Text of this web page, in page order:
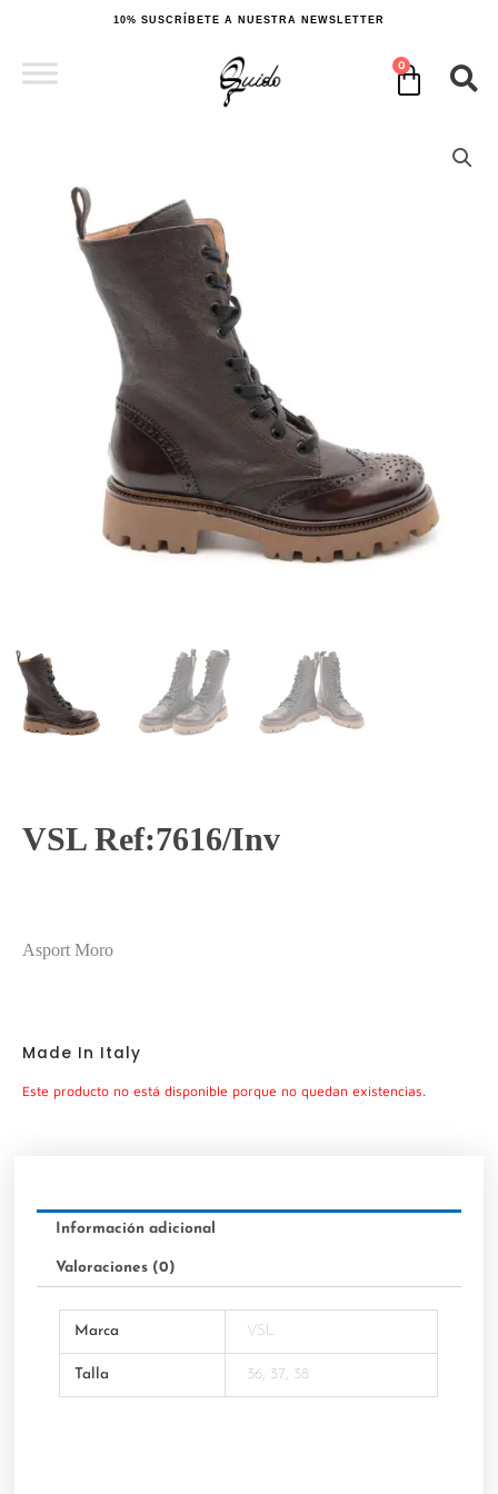
contenido
10% SUSCRÍBETE A NUESTRA NEWSLETTER
0
Cart
VSL Ref:7616/inv
Asport Moro
Made In Italy
Este producto no está disponible porque no quedan existencias.
Información adicional
Valoraciones (0)
Marca VSL
Talla 36, 37, 38